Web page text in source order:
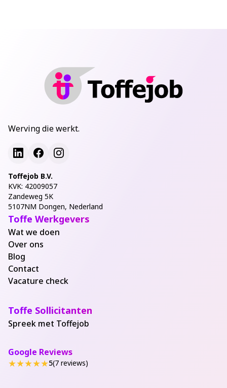
Werving die werkt.
Toffejob B.V.
KVK: 42009057
Zandeweg 5K
5107NM Dongen, Nederland
Toffe Werkgevers
Wat we doen
Over ons
Blog
Contact
Vacature check
Toffe Sollicitanten
Spreek met Toffejob
Google Reviews
★★★★★5(7 reviews)